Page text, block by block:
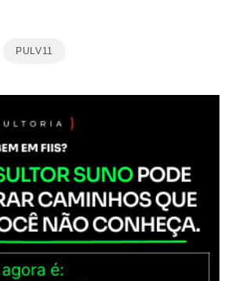
PULV11